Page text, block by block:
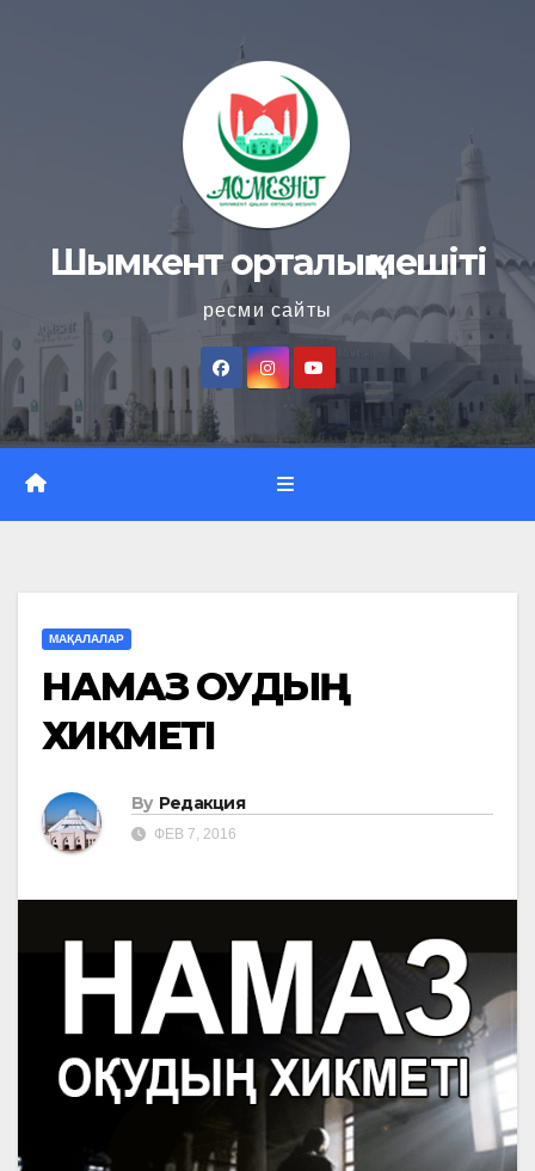
Шымкент орталық мешіті
ресми сайты
МАҚАЛАЛАР
НАМАЗ ОҚУДЫҢ
ХИКМЕТІ
By Редакция
ФЕВ 7, 2016